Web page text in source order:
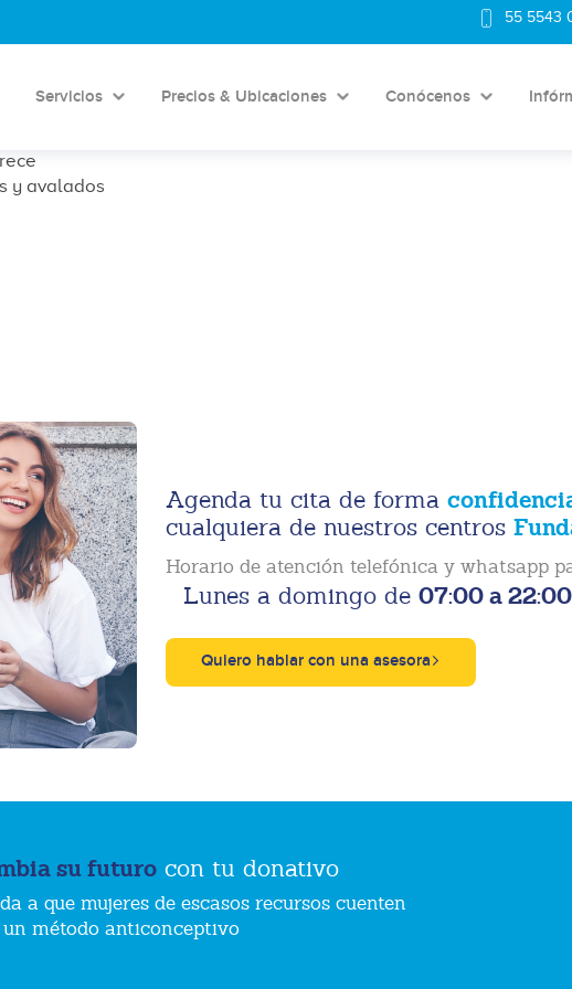
55 5543
Servicios Precios & Ubicaciones Conócenos
en
legal en
y avalados
Agenda tu cita de forma
cualquiera de nuestros centros
Horario de atención telefónica y whatsapp
Lunes a domingo de 07:00 a
Quiero hablar con una asesora
su futuro con tu donativo
a que mujeres de escasos recursos cuenten
método anticonceptivo